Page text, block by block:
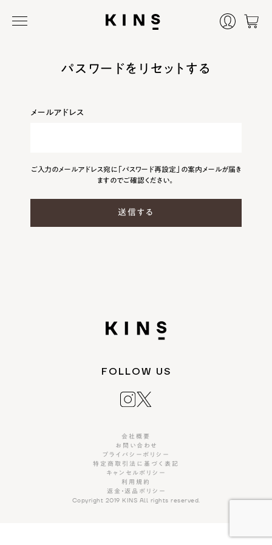
パスワードをリセットする
メールアドレス
ご入力のメールアドレス宛に「パスワード再設定」の案内メールが届き
ますのでご確認ください。
FOLLOW US
Copyright 2019 KINS All rights reserved.
会社概要
お問い合わせ
プライバシーポリシー
特定商取引法に基づく表記
キャンセルポリシー
利用規約
返金・返品ポリシー